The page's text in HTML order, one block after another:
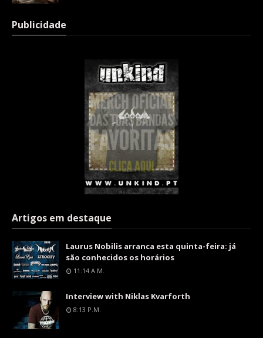
Publicidade
Artigos em destaque
Laurus Nobilis arranca esta quinta-feira: já
são conhecidos os horários
11:14 A.m.
Interview with Niklas Kvarforth
8:13 P.m.